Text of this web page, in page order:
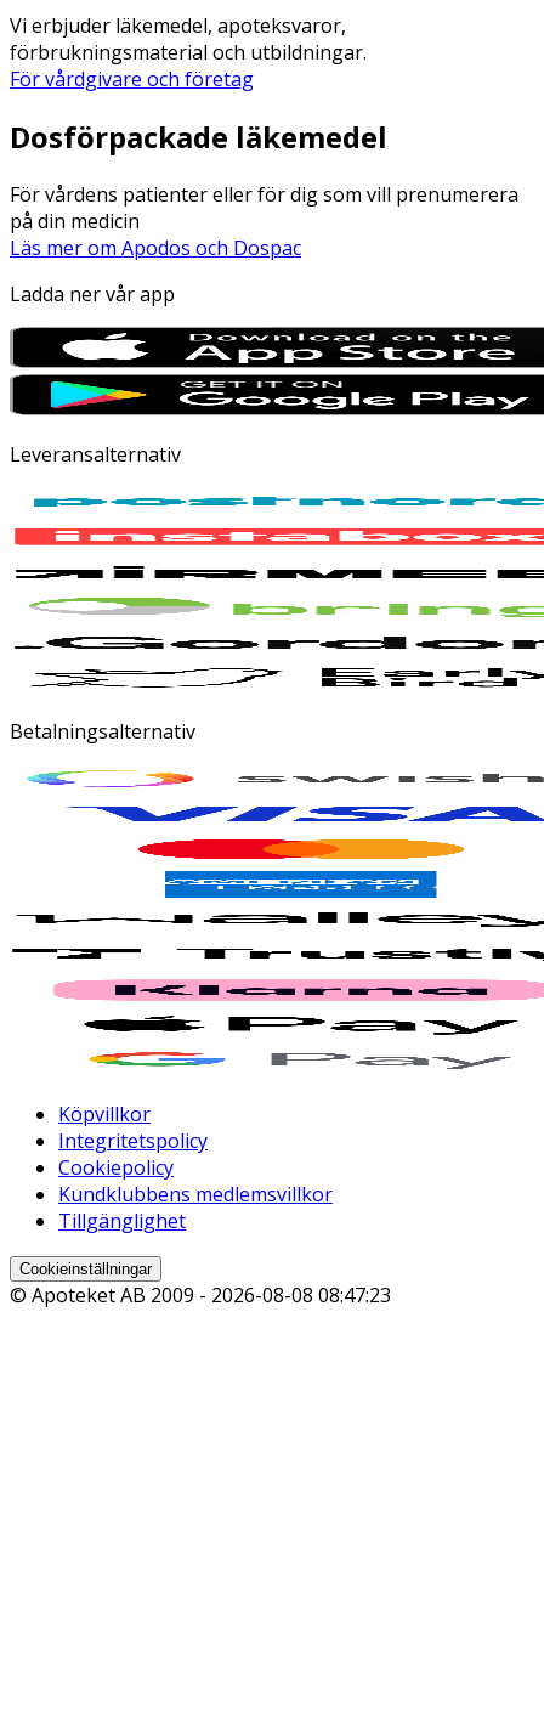
Vi erbjuder läkemedel, apoteksvaror,
förbrukningsmaterial och utbildningar.
För vårdgivare och företag
Dosförpackade läkemedel
För vårdens patienter eller för dig som vill prenumerera
på din medicin
Läs mer om Apodos och Dospac
Ladda ner vår app
Leveransalternativ
Betalningsalternativ
Köpvillkor
Integritetspolicy
Cookiepolicy
Kundklubbens medlemsvillkor
Tillgänglighet
Cookieinställningar
© Apoteket AB 2009 - 2026-08-08 08:47:23